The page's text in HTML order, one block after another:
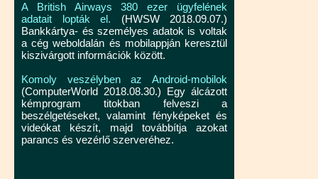
A British Airways 380 ezer ügyfelének
adatait lopták el. (HWSW 2018.09.07.)
Bankkártya- és személyes adatok is voltak
a cég weboldalán és mobilappján keresztül
kiszivárgott információk között.
Komoly veszélyben az Android-mobilok
(ComputerWorld 2018.08.30.) Egy álcázott
kémprogram titokban felveszi a
beszélgetéseket, valamint fényképeket és
videókat készít, majd továbbítja azokat
parancs és vezérlő szerveréhez.